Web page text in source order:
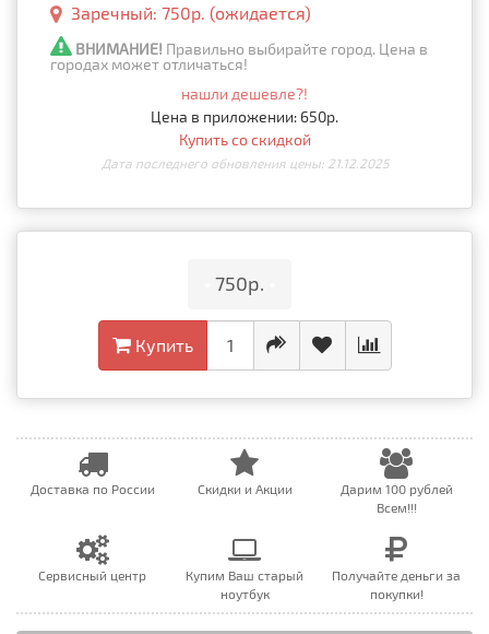
Заречный: 750р. (ожидается)
ВНИМАНИЕ! Правильно выбирайте город. Цена в
городах может отличаться!
нашли дешевле?!
Цена в приложении: 650р.
Купить со скидкой
Дата последнего обновления цены: 21.12.2025
750р.
Купить
Доставка по России Скидки и Акции
Дарим 100 рублей
Всем!!!
Сервисный центр
Купим Ваш старый
ноутбук
Получайте деньги за
покупки!